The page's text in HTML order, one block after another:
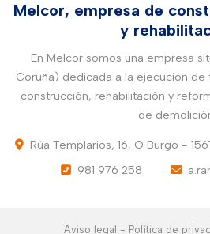
Melcor, empresa de
y
En Melcor somos una empresa
Coruña) dedicada a la ejecución
construcción, rehabilitación y
de
Rúa Templarios, 16, O Burgo -
981 976 258
Aviso legal - Política de